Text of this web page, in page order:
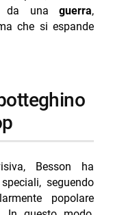
da unaguerra,
che si espande
Besson ha
seguendo
popolare